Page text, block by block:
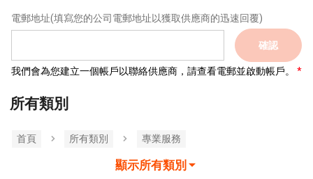
電郵地址(填寫您的公司電郵地址以獲取供應商的迅速回覆)
確認
我們會為您建立一個帳戶以聯絡供應商，請查看電郵並啟動帳戶。
所有類別
首頁 所有類別 專業服務
顯示所有類別